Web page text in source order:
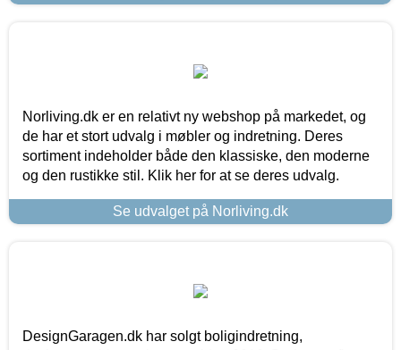
Norliving.dk er en relativt ny webshop på markedet, og
de har et stort udvalg i møbler og indretning. Deres
sortiment indeholder både den klassiske, den moderne
og den rustikke stil. Klik her for at se deres udvalg.
Se udvalget på Norliving.dk
DesignGaragen.dk har solgt boligindretning,